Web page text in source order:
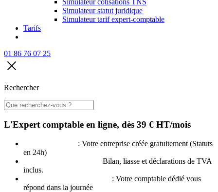
Simulateur cotisations TNS
Simulateur statut juridique
Simulateur tarif expert-comptable
Tarifs
01 86 76 07 25
Rechercher
L'Expert comptable en ligne, dès 39 € HT/mois
: Votre entreprise créée gratuitement (Statuts
en 24h)
Bilan, liasse et déclarations de TVA
inclus.
: Votre comptable dédié vous
répond dans la journée